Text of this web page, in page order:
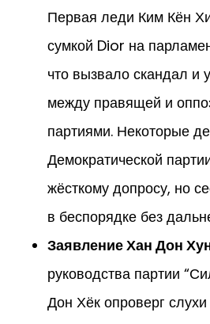
Первая леди Ким Кён
сумкой Dior на
что вызвало скандал и
между правящей и
партиями. Некоторые
Демократической
жёсткому допросу, но
в беспорядке без
Заявление Хан Дон
руководства партии
Дон Хёк опроверг